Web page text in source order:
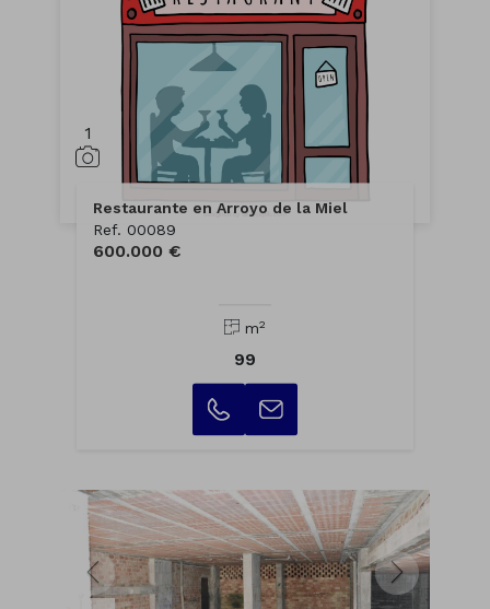
1
Restaurante en Arroyo de la Miel
Ref. 00089
600.000 €
m2
99